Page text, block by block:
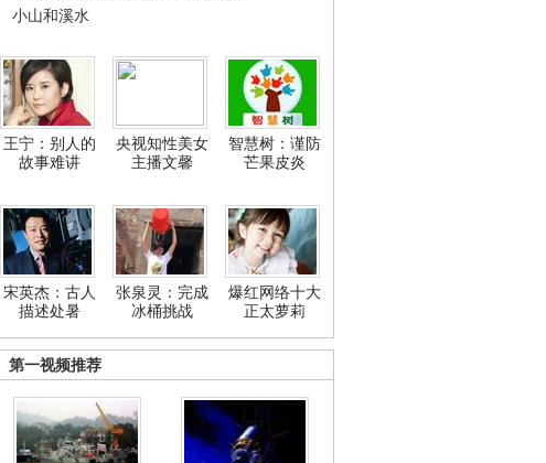
小山和溪水
王宁：别人的
故事难讲
央视知性美女
主播文馨
智慧树：谨防
芒果皮炎
宋英杰：古人
描述处暑
张泉灵：完成
冰桶挑战
爆红网络十大
正太萝莉
第一视频推荐